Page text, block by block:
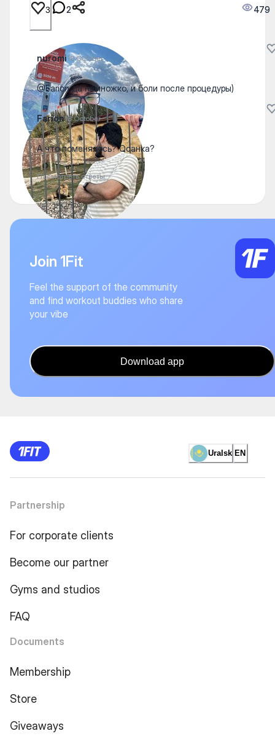
3 2 479
nuromi18 October
@Farion да немножко, и боли после процедуры)
Farion18 October
А что поменялось? Осанка?
Посмотреть ответы
Join 1Fit
Feel the support of the community
and find workout buddies who share
your vibe
Download app
Uralsk EN
Partnership
For corporate clients
Become our partner
Gyms and studios
FAQ
Documents
Membership
Store
Giveaways